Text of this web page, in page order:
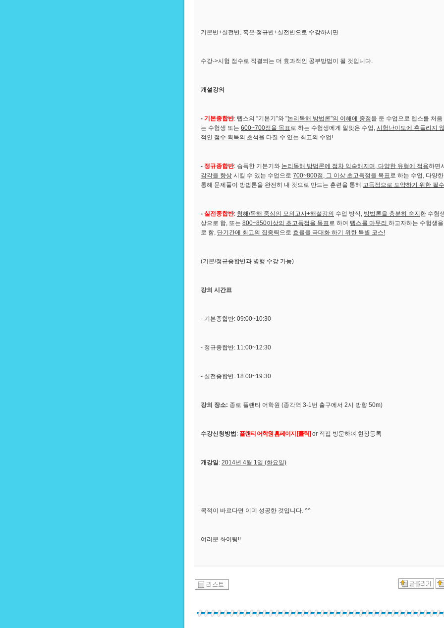
기본반+실전반, 혹은 정규반+실전반으로 수강하시면
수강->시험 점수로 직결되는 더 효과적인 공부방법이 될 것입니다.
개설강의
- 기본종합반: 텝스의 “기본기”와 "논리독해 방법론"의 이해에 중점 을 둔 수업으로 텝스를 처
는 수험생 또는 600~700점을 목표로 하는 수험생에게 알맞은 수업, 시험난이도에 흔들리지
적인 점수 획득의 초석 을 다질 수 있는 최고의 수업!
- 정규종합반: 습득한 기본기와 논리독해 방법론에 점차 익숙해지며, 다양한 유형에 적용하면
감각을 향상 시킬 수 있는 수업으로 700~800점, 그 이상 초고득점을 목표로 하는 수업, 다양
통해 문제풀이 방법론을 완전히 내 것으로 만드는 훈련을 통해 고득점으로 도약하기 위한 필
- 실전종합반: 청해/독해 중심의 모의고사+해설강의 수업 방식, 방법론을 충분히 숙지 한 수험
상으로 함, 또는 800~850이상의 초고득점을 목표로 하여 텝스를 마무리 하고자하는 수험생
로 함, 단기간에 최고의 집중력 으로 효율을 극대화 하기 위한 특별 코스!
(기본/정규종합반과 병행 수강 가능)
강의 시간표
- 기본종합반: 09:00~10:30
- 정규종합반: 11:00~12:30
- 실전종합반: 18:00~19:30
강의 장소: 종로 플랜티 어학원 (종각역 3-1번 출구에서 2시 방향 50m)
수강신청방법 : 플랜티 어학원 홈페이지 [클릭] or 직접 방문하여 현장등록
개강일: 2014년 4월 1일 (화요일)
목적이 바르다면 이미 성공한 것입니다. ^^
여러분 화이팅!!